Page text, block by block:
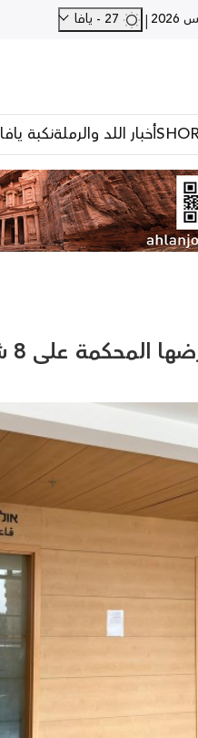
|
أخبار اللد والرملةنكبة يافا 48
8 شبان في أحداث هبّة الكرامة